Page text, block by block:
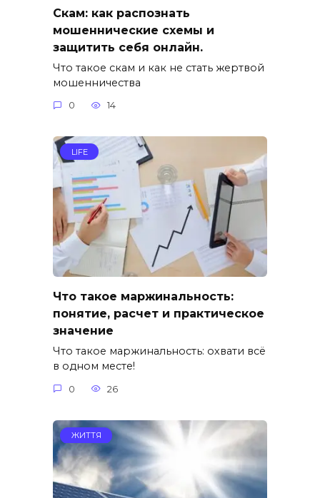
Скам: как распознать
мошеннические схемы и
защитить себя онлайн.
Что такое скам и как не стать жертвой
мошенничества
0 14
LIFE
Что такое маржинальность:
понятие, расчет и практическое
значение
Что такое маржинальность: охвати всё
в одном месте!
0 26
ЖИТТЯ